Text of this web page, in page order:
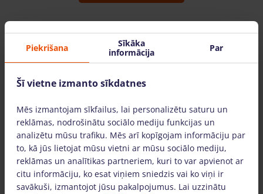
Kāpēc izvēlēties mūs?
Tehnika darbam augstumā – pieejama visā
Latvijā
Piekrišana
Sīkāka
informācija
Par
Šī vietne izmanto sīkdatnes
Mēs izmantojam sīkfailus, lai personalizētu saturu un
reklāmas, nodrošinātu sociālo mediju funkcijas un
analizētu mūsu trafiku. Mēs arī kopīgojam informāciju par
to, kā jūs lietojat mūsu vietni ar mūsu sociālo mediju,
reklāmas un analītikas partneriem, kuri to var apvienot ar
citu informāciju, ko esat viņiem sniedzis vai ko viņi ir
savākuši, izmantojot jūsu pakalpojumus. Lai uzzinātu